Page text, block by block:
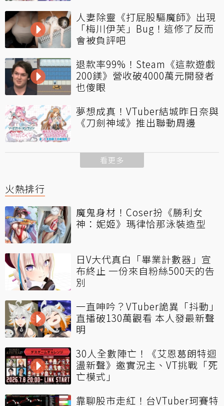
人妻除靈《打屁股驅魔師》出現
「梅川伊芙」Bug！這修了反而
會被負評吧
退款率99%！Steam《這款遊戲
200鎂》營收破4000萬元開發者
也傻眼
夢想成真！VTuber結城昨日奈與
《刀劍神域》推出聯動周邊
看更多
火熱排行
魔鬼身材！Coser扮《勝利女
神：妮姬》瑪律恰那泳裝造型
日V大代真白「畢業計數器」宣
布終止 一份來自粉絲500天的告
別
一直呻吟？VTuber詭異「抖動」
直播破130萬觀看 本人發最新聲
明
30人全數陣亡！《艾恩葛朗特迴
盪新聲》邀實況主、VT挑戰「死
亡模式」
靠聊股市走紅！台VTuber珂賽特